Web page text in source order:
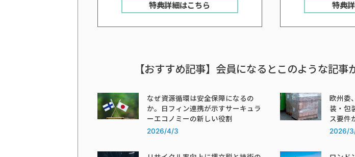
特典詳細はこちら 特典
【おすすめ記事】会員になるとこのような記事
なぜ資源循環は安全保障になるの
か。日フィン連携が示すサーキュラ
ーエコノミーの新しい役割
2026/4/3
欧州委
装・包
ス要件
2026/